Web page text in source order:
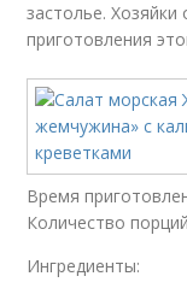
застолье. Хозяйки
приготовления
Время
Количество
Ингредиенты: